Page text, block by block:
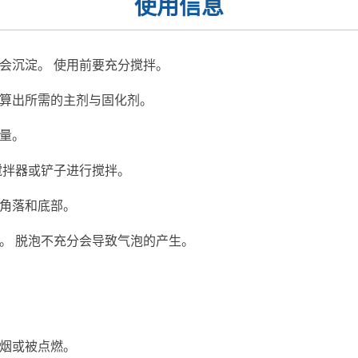
沉淀。 使用前要充分搅拌。
出所需的主剂与固化剂。
。
器或铲子进行搅拌。
落和底部。
脱泡不充分会导致气泡的产生。
或被点燃。